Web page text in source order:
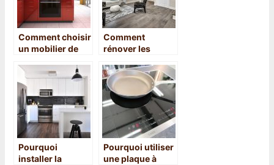
Comment choisir
un mobilier de
Comment
rénover les
maison ?
Pourquoi
installer la
Pourquoi utiliser
une plaque à